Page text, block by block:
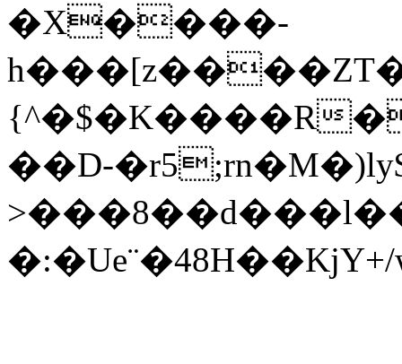
�X����-
{^�$�K����R
��D-